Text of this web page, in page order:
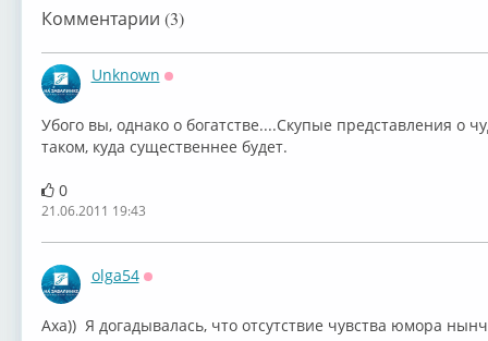
Комментарии (3)
Unknown
Убого вы, однако о богатстве....Скупые представления о
таком, куда существеннее будет.
0
21.06.2011 19:43
olga54
Аха)) Я догадывалась, что отсутствие чувства юмора